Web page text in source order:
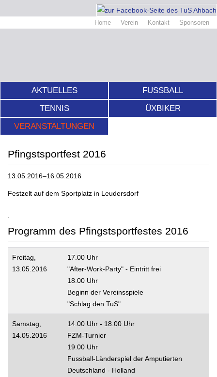
Home Verein Kontakt Sponsoren
AKTUELLES
FUSSBALL
TENNIS
ÜXBIKER
VERANSTALTUNGEN
Pfingstsportfest 2016
13.05.2016–16.05.2016
Festzelt auf dem Sportplatz in Leudersdorf
Programm des Pfingstsportfestes 2016
Freitag,
13.05.2016
17.00 Uhr
"After-Work-Party" - Eintritt frei
18.00 Uhr
Beginn der Vereinsspiele
"Schlag den TuS"
Samstag,
14.05.2016
14.00 Uhr - 18.00 Uhr
FZM-Turnier
19.00 Uhr
Fussball-Länderspiel der Amputierten
Deutschland - Holland